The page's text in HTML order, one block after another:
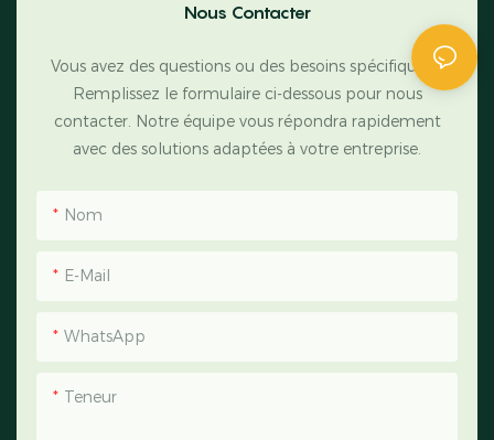
Nous Contacter
Vous avez des questions ou des besoins spécifiques ?
Remplissez le formulaire ci-dessous pour nous
contacter. Notre équipe vous répondra rapidement
avec des solutions adaptées à votre entreprise.
Nom
E-Mail
WhatsApp
Teneur